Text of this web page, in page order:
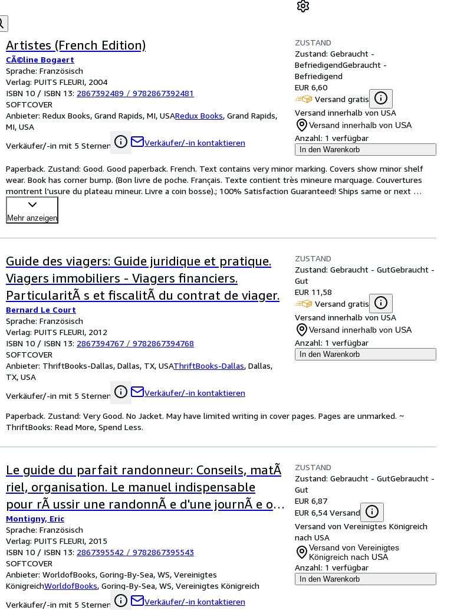
Artistes (French Edition)
CÃ©line Bogaert
Sprache: Französisch
Verlag: PUITS FLEURI, 2004
ISBN 10 / ISBN 13: 2867392489 / 9782867392481
SOFTCOVER
Anbieter: Redux Books, Grand Rapids, MI, USARedux Books, Grand Rapids,
MI, USA
Verkäufer/-in mit 5 Sternen
Verkäufer/-in kontaktieren
ZUSTAND
Zustand: Gebraucht -
BefriedigendGebraucht -
Befriedigend
EUR 6,60
Versand gratis
Versand innerhalb von USA
Versand innerhalb von USA
Anzahl: 1 verfügbar
In den Warenkorb
Paperback. Zustand: Good. Good paperback. French. Text contains very minor marking. Covers show minor shelf
wear. Book has corner bump. (Bon livre de poche. Français. Texte contient très mineure marquage. Couvertures
montrent l'usure du plateau mineur. Livre a coin bosse).; 100% Satisfaction Guaranteed! Ships same or next
busine…
Mehr anzeigen
Guide des viagers: Guide juridique et pratique.
Viagers immobiliers - Viagers financiers.
ParticularitÃ s et fiscalitÃ du contrat de viager.
Bernard Le Court
Sprache: Französisch
Verlag: PUITS FLEURI, 2012
ISBN 10 / ISBN 13: 2867394767 / 9782867394768
SOFTCOVER
Anbieter: ThriftBooks-Dallas, Dallas, TX, USAThriftBooks-Dallas, Dallas,
TX, USA
Verkäufer/-in mit 5 Sternen
Verkäufer/-in kontaktieren
ZUSTAND
Zustand: Gebraucht - GutGebraucht -
Gut
EUR 11,58
Versand gratis
Versand innerhalb von USA
Versand innerhalb von USA
Anzahl: 1 verfügbar
In den Warenkorb
Paperback. Zustand: Very Good. No Jacket. May have limited writing in cover pages. Pages are unmarked. ~
ThriftBooks: Read More, Spend Less.
Le guide du parfait randonneur: Conseils, matÃ
riel, organisation. Le manuel indispensable
pour rÃ ussir une randonnÃ e d'une journÃ e ou
de plusieurs semaines.
Montigny, Eric
Sprache: Französisch
Verlag: PUITS FLEURI, 2015
ISBN 10 / ISBN 13: 2867395542 / 9782867395543
SOFTCOVER
Anbieter: WorldofBooks, Goring-By-Sea, WS, Vereinigtes
KönigreichWorldofBooks, Goring-By-Sea, WS, Vereinigtes Königreich
Verkäufer/-in mit 5 Sternen
Verkäufer/-in kontaktieren
ZUSTAND
Zustand: Gebraucht - GutGebraucht -
Gut
EUR 6,87
EUR 6,54 Versand
Versand von Vereinigtes Königreich
nach USA
Versand von Vereinigtes
Königreich nach USA
Anzahl: 1 verfügbar
In den Warenkorb